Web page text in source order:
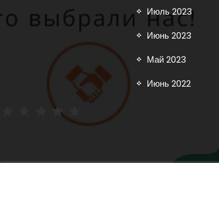
Июль 2023
Июнь 2023
Май 2023
Июнь 2022
Рейтинг: 5 из 5.